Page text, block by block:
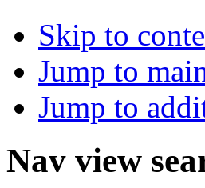
Skip to
Jump to
Jump to
Nav view